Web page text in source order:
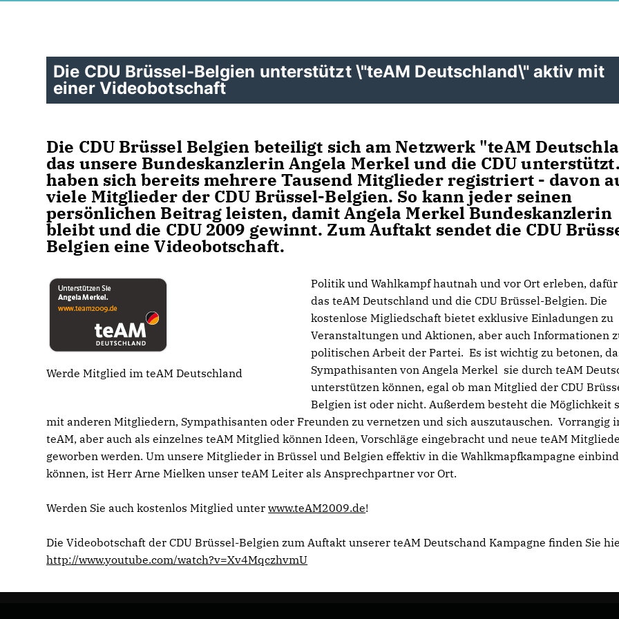
Die CDU Brüssel-Belgien unterstützt \"teAM Deutschland\" aktiv mit
einer Videobotschaft
Die CDU Brüssel Belgien beteiligt sich am Netzwerk "teAM
das unsere Bundeskanzlerin Angela Merkel und die CDU
haben sich bereits mehrere Tausend Mitglieder registriert - davon
viele Mitglieder der CDU Brüssel-Belgien. So kann jeder seinen
persönlichen Beitrag leisten, damit Angela Merkel Bundeskanzlerin
bleibt und die CDU 2009 gewinnt. Zum Auftakt sendet die CDU
Belgien eine Videobotschaft.
Werde Mitglied im teAM Deutschland
Politik und Wahlkampf hautnah und vor Ort erleben,
das teAM Deutschland und die CDU Brüssel-Belgien. Die
kostenlose Migliedschaft bietet exklusive Einladungen zu
Veranstaltungen und Aktionen, aber auch Informationen
politischen Arbeit der Partei. Es ist wichtig zu betonen,
Sympathisanten von Angela Merkel sie durch teAM
unterstützen können, egal ob man Mitglied der CDU
Belgien ist oder nicht. Außerdem besteht die Möglichkeit
mit anderen Mitgliedern, Sympathisanten oder Freunden zu vernetzen und sich auszutauschen. Vorrangig
teAM, aber auch als einzelnes teAM Mitglied können Ideen, Vorschläge eingebracht und neue teAM
geworben werden. Um unsere Mitglieder in Brüssel und Belgien effektiv in die Wahlkmapfkampagne
können, ist Herr Arne Mielken unser teAM Leiter als Ansprechpartner vor Ort.
Werden Sie auch kostenlos Mitglied unterwww.teAM2009.de!
Die Videobotschaft der CDU Brüssel-Belgien zum Auftakt unserer teAM Deutschand Kampagne finden Sie
http://www.youtube.com/watch?v=Xv4MqczhvmU